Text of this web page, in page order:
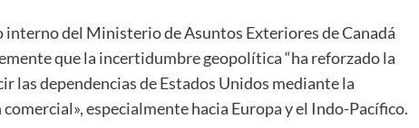
interno del Ministerio de Asuntos Exteriores de Canadá
que la incertidumbre geopolítica “ha reforzado la
las dependencias de Estados Unidos mediante la
especialmente hacia Europa y el Indo-Pacífico.